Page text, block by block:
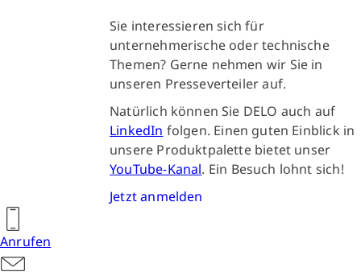
Sie interessieren sich für
unternehmerische oder technische
Themen? Gerne nehmen wir Sie in
unseren Presseverteiler auf.
Natürlich können Sie DELO auch auf
LinkedIn folgen. Einen guten Einblick in
unsere Produktpalette bietet unser
YouTube-Kanal. Ein Besuch lohnt sich!
Jetzt anmelden
Anrufen